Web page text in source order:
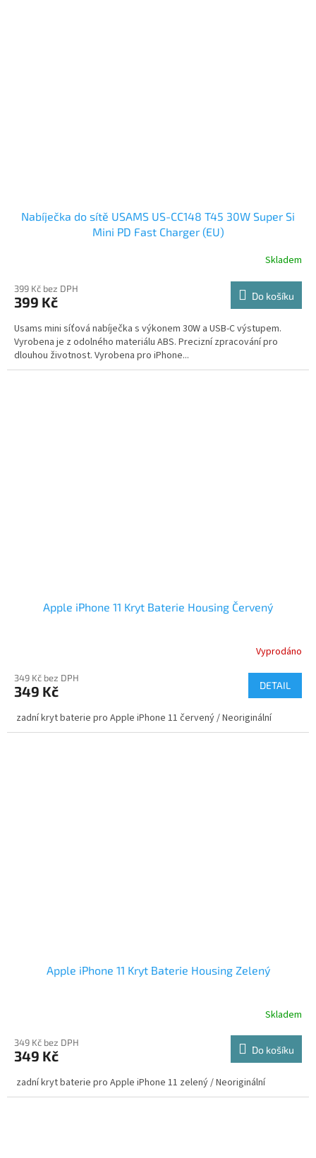
Nabíječka do sítě USAMS US-CC148 T45 30W Super Si
Mini PD Fast Charger (EU)
Skladem
399 Kč bez DPH
399 Kč Do košíku
Usams mini síťová nabíječka s výkonem 30W a USB-C výstupem.
Vyrobena je z odolného materiálu ABS. Precizní zpracování pro
dlouhou životnost. Vyrobena pro iPhone...
Apple iPhone 11 Kryt Baterie Housing Červený
Vyprodáno
349 Kč bez DPH
349 Kč DETAIL
zadní kryt baterie pro Apple iPhone 11 červený / Neoriginální
Apple iPhone 11 Kryt Baterie Housing Zelený
Skladem
349 Kč bez DPH
349 Kč Do košíku
zadní kryt baterie pro Apple iPhone 11 zelený / Neoriginální